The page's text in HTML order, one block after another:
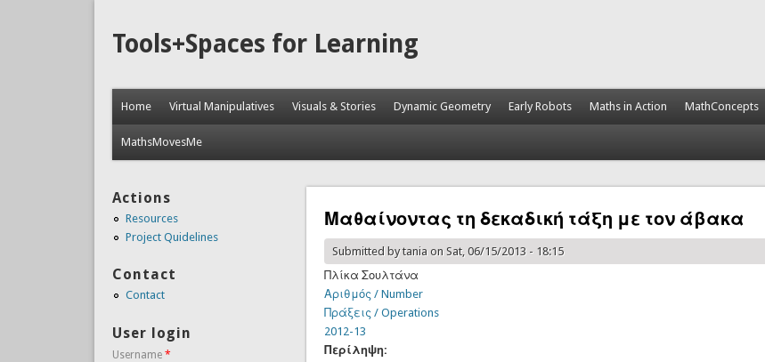
Tools+Spaces for Learning
Home Virtual Manipulatives Visuals & Stories Dynamic Geometry Early Robots Maths in Action MathConcepts
MathsMovesMe
Μαθαίνοντας τη δεκαδική τάξη με τον άβακα
Submitted bytania on Sat, 06/15/2013 - 18:15
Πλίκα Σουλτάνα
Αριθμός / Number
Πράξεις / Operations
2012-13
Περίληψη:
Actions
Resources
Project Quidelines
Contact
Contact
User login
Username *